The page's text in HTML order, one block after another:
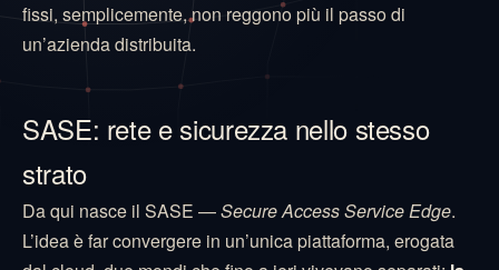
fissi, semplicemente, non reggono più il passo di
un’azienda distribuita.
SASE: rete e sicurezza nello stesso
strato
Da qui nasce il SASE —Secure Access Service Edge.
L’idea è far convergere in un’unica piattaforma, erogata